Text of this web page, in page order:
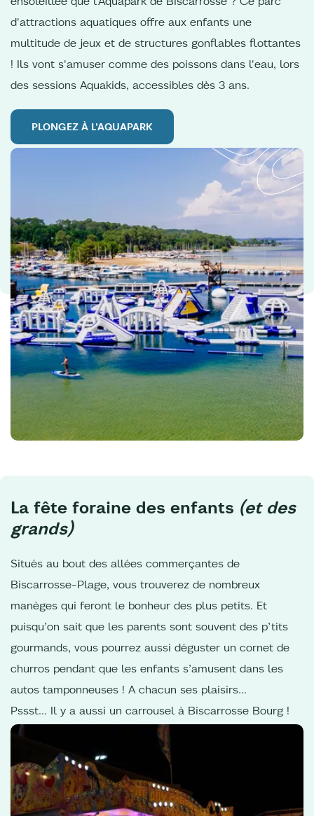
d'attractions aquatiques offre aux enfants une
multitude de jeux et de structures gonflables flottantes
! Ils vont s'amuser comme des poissons dans l'eau, lors
des sessions Aquakids, accessibles dès 3 ans.
PLONGEZ À L'AQUAPARK
La fête foraine des enfants (et des
grands)
Situés au bout des allées commerçantes de
Biscarrosse-Plage, vous trouverez de nombreux
manèges qui feront le bonheur des plus petits. Et
puisqu’on sait que les parents sont souvent des p’tits
gourmands, vous pourrez aussi déguster un cornet de
churros pendant que les enfants s’amusent dans les
autos tamponneuses ! A chacun ses plaisirs…
Pssst… Il y a aussi un carrousel à Biscarrosse Bourg !